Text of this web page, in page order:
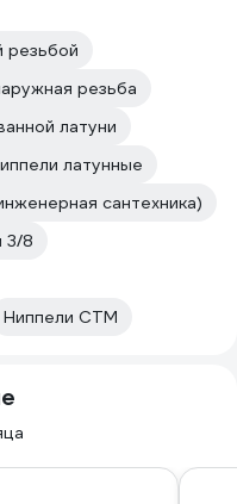
резьбой
резьба
латуни
латунные
сантехника)
3/8
Ниппели СТМ